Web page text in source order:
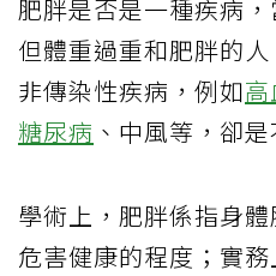
肥胖是否是一種疾病
但體重過重和肥胖的
非傳染性疾病，例如
糖尿病 、中風等，卻
學術上，肥胖係指身
危害健康的程度；實